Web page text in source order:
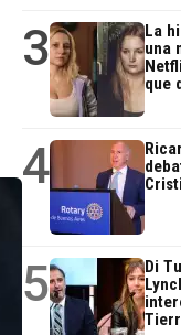
3
La
una
que
4
5
Di